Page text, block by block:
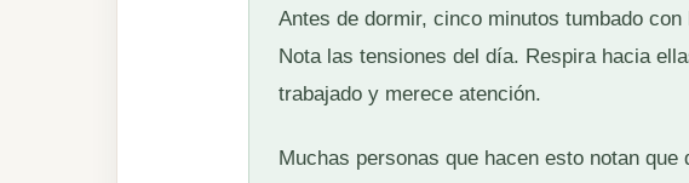
Antes de dormir, cinco minutos tumbado
Nota las tensiones del día. Respira hacia
trabajado y merece atención.
Muchas personas que hacen esto notan